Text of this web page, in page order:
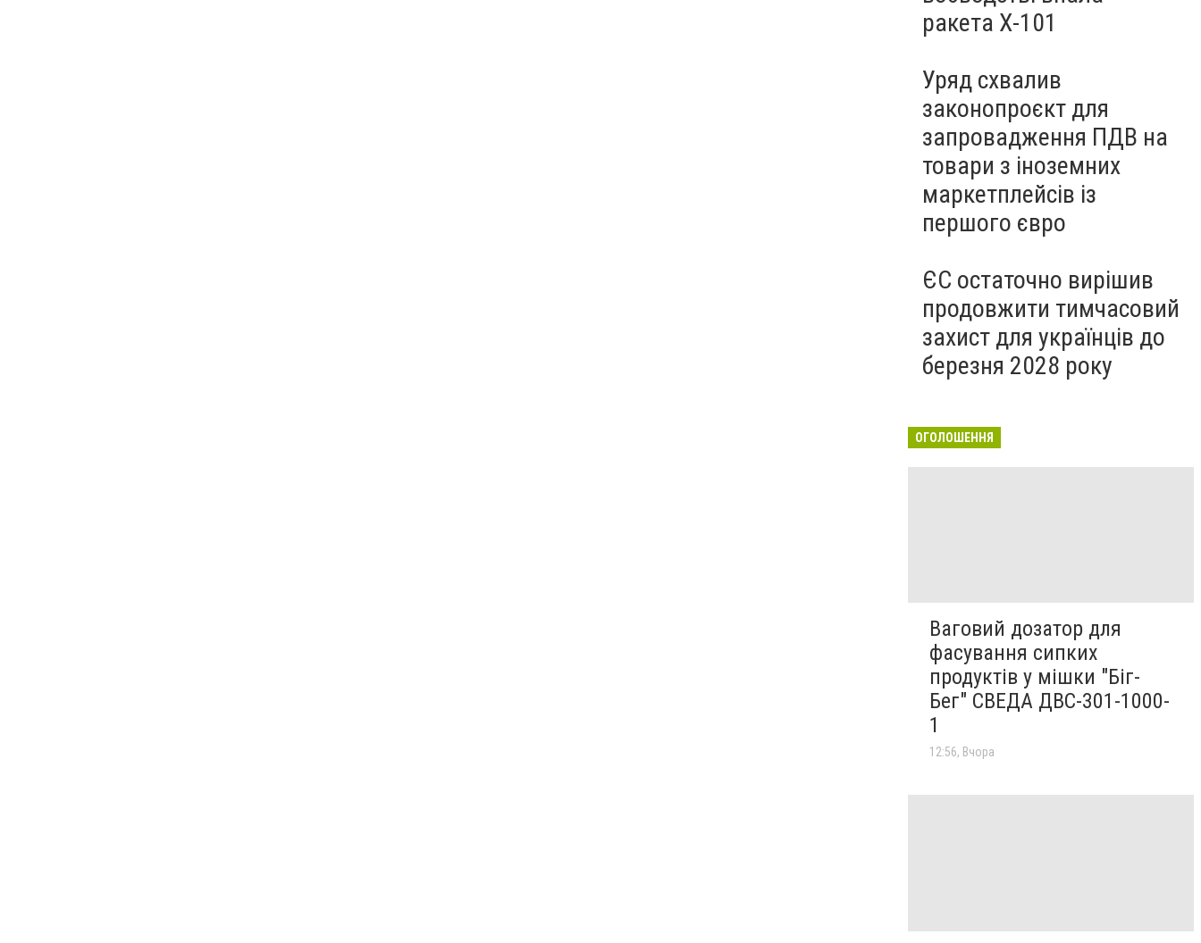
ракета Х-101
Уряд схвалив
законопроєкт для
запровадження ПДВ на
товари з іноземних
маркетплейсів із
першого євро
ЄС остаточно вирішив
продовжити тимчасовий
захист для українців до
березня 2028 року
ОГОЛОШЕННЯ
Ваговий дозатор для
фасування сипких
продуктів у мішки "Біг-
Бег" СВЕДА ДВС-301-1000-
1
12:56, Вчора